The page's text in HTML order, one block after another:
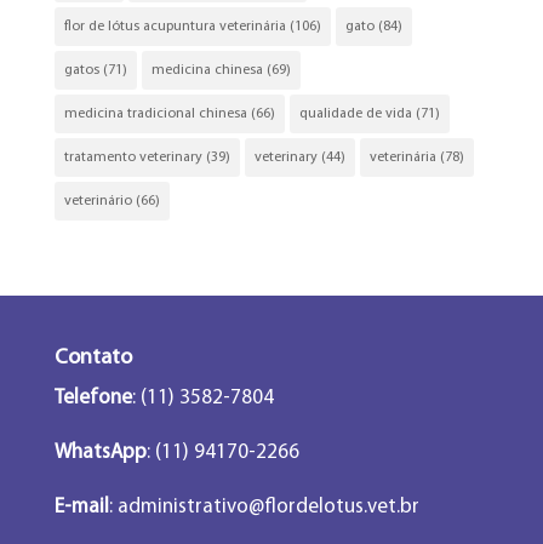
flor de lótus acupuntura veterinária (106) gato(84)
gatos(71) medicina chinesa (69)
medicina tradicional chinesa (66) qualidade de vida (71)
tratamento veterinary(39) veterinary(44) veterinária (78)
veterinário(66)
Contato
Telefone: (11) 3582-7804
WhatsApp: (11) 94170-2266
E-mail:administrativo@flordelotus.vet.br